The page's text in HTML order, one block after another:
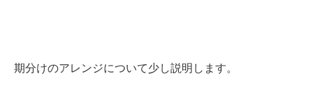
期分けのアレンジについて少し説明します。